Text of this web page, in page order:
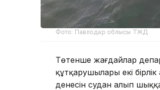
Фото: Павлодар облысы ТЖД
Төтенше жағдайлар
құтқарушылары екі
денесін судан алып